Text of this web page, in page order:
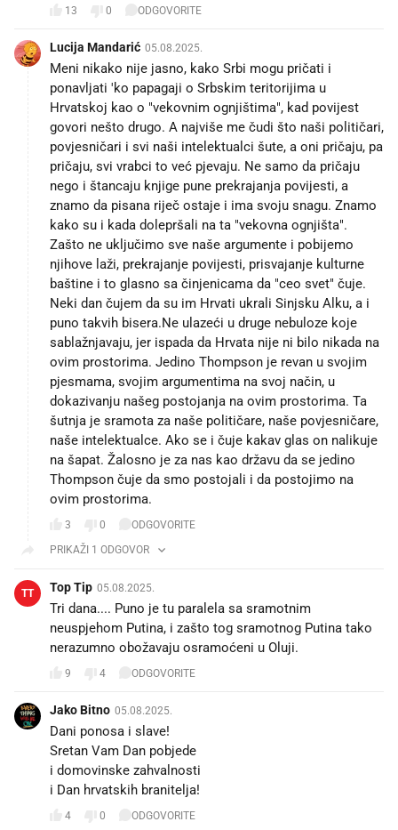
13 0 ODGOVORITE
Lucija Mandarić 05.08.2025.
Meni nikako nije jasno, kako Srbi mogu pričati i
ponavljati 'ko papagaji o Srbskim teritorijima u
Hrvatskoj kao o "vekovnim ognjištima", kad povijest
govori nešto drugo. A najviše me čudi što naši političari,
povjesničari i svi naši intelektualci šute, a oni pričaju, pa
pričaju, svi vrabci to već pjevaju. Ne samo da pričaju
nego i štancaju knjige pune prekrajanja povijesti, a
znamo da pisana riječ ostaje i ima svoju snagu. Znamo
kako su i kada dolepršali na ta "vekovna ognjišta".
Zašto ne uključimo sve naše argumente i pobijemo
njihove laži, prekrajanje povijesti, prisvajanje kulturne
baštine i to glasno sa činjenicama da "ceo svet" čuje.
Neki dan čujem da su im Hrvati ukrali Sinjsku Alku, a i
puno takvih bisera.Ne ulazeći u druge nebuloze koje
sablažnjavaju, jer ispada da Hrvata nije ni bilo nikada na
ovim prostorima. Jedino Thompson je revan u svojim
pjesmama, svojim argumentima na svoj način, u
dokazivanju našeg postojanja na ovim prostorima. Ta
šutnja je sramota za naše političare, naše povjesničare,
naše intelektualce. Ako se i čuje kakav glas on nalikuje
na šapat. Žalosno je za nas kao državu da se jedino
Thompson čuje da smo postojali i da postojimo na
ovim prostorima.
3 0
ODGOVORITE
PRIKAŽI 1 ODGOVOR
TT Top Tip 05.08.2025.
Tri dana.... Puno je tu paralela sa sramotnim
neuspjehom Putina, i zašto tog sramotnog Putina tako
nerazumno obožavaju osramoćeni u Oluji.
9 4 ODGOVORITE
Jako Bitno 05.08.2025.
Dani ponosa i slave!
Sretan Vam Dan pobjede
i domovinske zahvalnosti
i Dan hrvatskih branitelja! 🇭🇷
4 0 ODGOVORITE